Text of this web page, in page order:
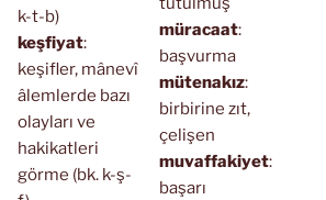
k-t-b)
keşfiyat:
keşifler, mânevî
âlemlerde bazı
olayları ve
hakikatleri
görme (bk. k-ş-
müracaat:
başvurma
mütenakız:
birbirine zıt,
çelişen
muvaffakiyet:
başarı